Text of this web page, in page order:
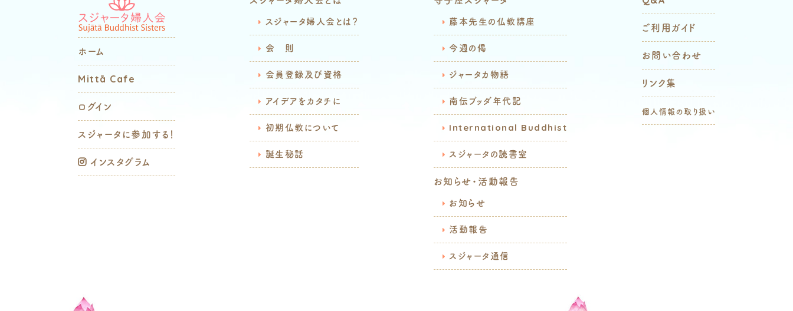
ホーム
Mittā Cafe
ログイン
スジャータに参加する！
インスタグラム
スジャータ婦人会とは？
会 則
会員登録及び資格
アイデアをカタチに
初期仏教について
誕生秘話
藤本先生の仏教講座
今週の偈
ジャータカ物語
南伝ブッダ年代記
International Buddhist
スジャータの読書室
お知らせ・活動報告
お知らせ
活動報告
スジャータ通信
ご利用ガイド
お問い合わせ
リンク集
個人情報の取り扱い